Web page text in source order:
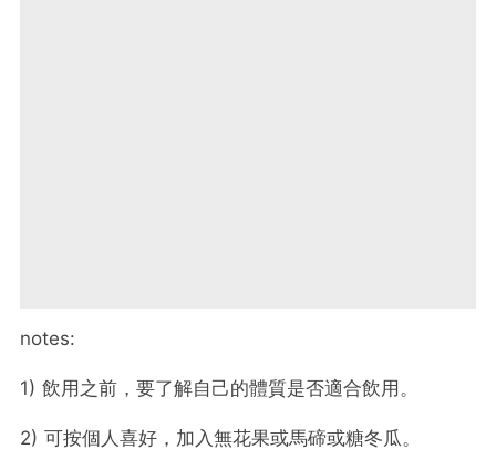
notes:
1) 飲用之前，要了解自己的體質是否適合飲用。
2) 可按個人喜好，加入無花果或馬碲或糖冬瓜。